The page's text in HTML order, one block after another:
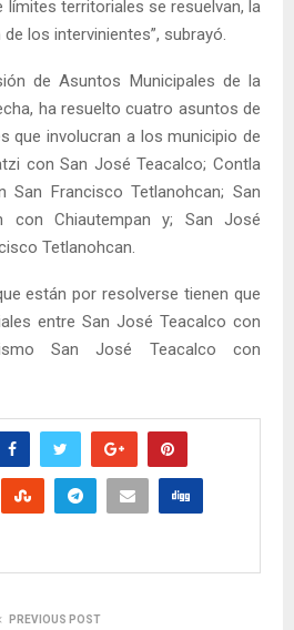
territoriales se resuelvan, la
los intervinientes”, subrayó.
de Asuntos Municipales de la
ha resuelto cuatro asuntos de
que involucran a los municipio de
con San José Teacalco; Contla
San Francisco Tetlanohcan; San
con Chiautempan y; San José
Tetlanohcan.
están por resolverse tienen que
entre San José Teacalco con
San José Teacalco con
PREVIOUS POST